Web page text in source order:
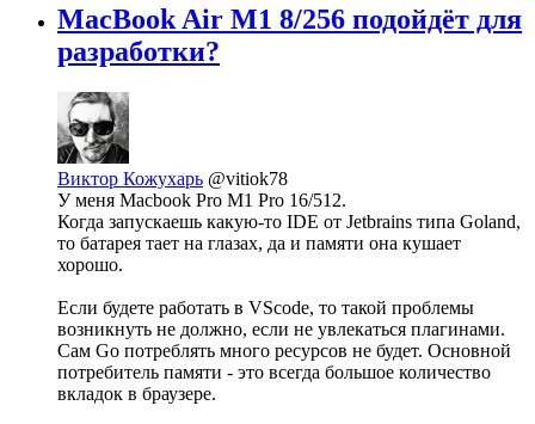
MacBook Air M1 8/256 подойдёт для
разработки?
Виктор Кожухарь @vitiok78
У меня Macbook Pro M1 Pro 16/512.
Когда запускаешь какую-то IDE от Jetbrains типа Goland,
то батарея тает на глазах, да и памяти она кушает
хорошо.
Если будете работать в VScode, то такой проблемы
возникнуть не должно, если не увлекаться плагинами.
Сам Go потреблять много ресурсов не будет. Основной
потребитель памяти - это всегда большое количество
вкладок в браузере.